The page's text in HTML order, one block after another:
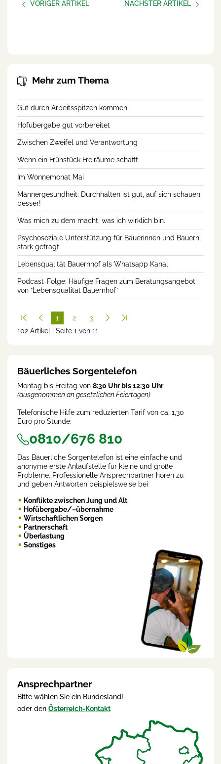
VORIGER ARTIKEL
NÄCHSTER ARTIKEL
Mehr zum Thema
Gut durch Arbeitsspitzen kommen
Hofübergabe gut vorbereitet
Zwischen Zweifel und Verantwortung
Wenn ein Frühstück Freiräume schafft
Im Wonnemonat Mai
Männergesundheit: Durchhalten ist gut, auf sich schauen
besser!
Was mich zu dem macht, was ich wirklich bin.
Psychosoziale Unterstützung für Bäuerinnen und Bauern
stark gefragt
Lebensqualität Bauernhof als Whatsapp Kanal
Podcast-Folge: Häufige Fragen zum Beratungsangebot
von “Lebensqualität Bauernhof”
1
(cur
2
3
102 Artikel | Seite 1 von 11
Bäuerliches Sorgentelefon
Montag bis Freitag von 8:30 Uhr bis 12:30 Uhr
(ausgenommen an gesetzlichen Feiertagen)
Telefonische Hilfe zum reduzierten Tarif von ca. 1,30
Euro pro Stunde:
0810/676 810
Das Bäuerliche Sorgentelefon ist eine einfache und
anonyme erste Anlaufstelle für kleine und große
Probleme. Professionelle Ansprechpartner hören zu
und geben Antworten beispielsweise bei
Konflikte zwischen Jung und Alt
Hofübergabe/–übernahme
Wirtschaftlichen Sorgen
Partnerschaft
Überlastung
Sonstiges
Ansprechpartner
Bitte wählen Sie ein Bundesland!
oder den Österreich-Kontakt